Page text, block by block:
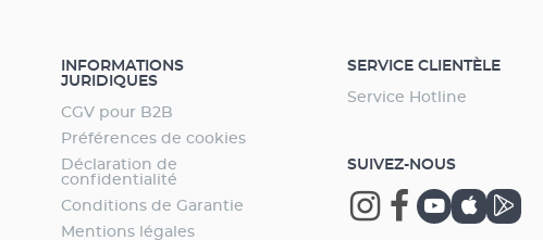
INFORMATIONS
JURIDIQUES
CGV pour B2B
Préférences de cookies
Déclaration de
confidentialité
Conditions de Garantie
Mentions légales
SERVICE CLIENTÈLE
Service Hotline
SUIVEZ-NOUS